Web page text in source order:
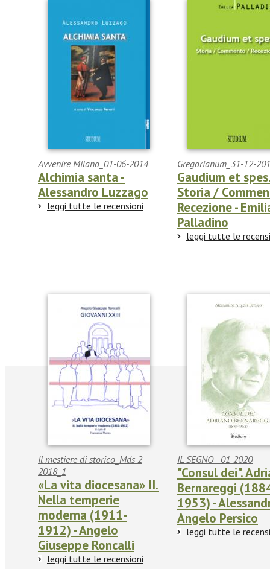
Avvenire Milano_01-06-2014
Alchimia santa -
Alessandro Luzzago
leggi tutte le recensioni
Gregorianum_31-12-
Gaudium et
Storia /
Recezione -
Palladino
leggi tutte le
Il mestiere di storico_Mds 2
2018_1
«La vita diocesana» II.
Nella temperie
moderna (1911-
1912) - Angelo
Giuseppe Roncalli
leggi tutte le recensioni
IL SEGNO - 01-2020
"Consul dei".
Bernareggi
1953) -
Angelo Persico
leggi tutte le